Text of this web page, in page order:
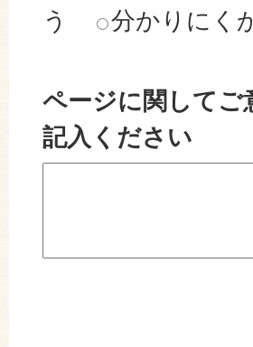
う
分かりにく
ページに関してご
記入ください